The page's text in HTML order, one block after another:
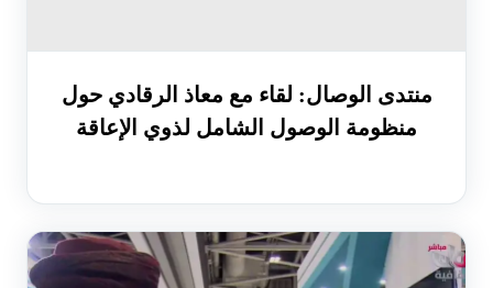
منتدى الوصال: لقاء مع معاذ الرقادي حول
منظومة الوصول الشامل لذوي الإعاقة